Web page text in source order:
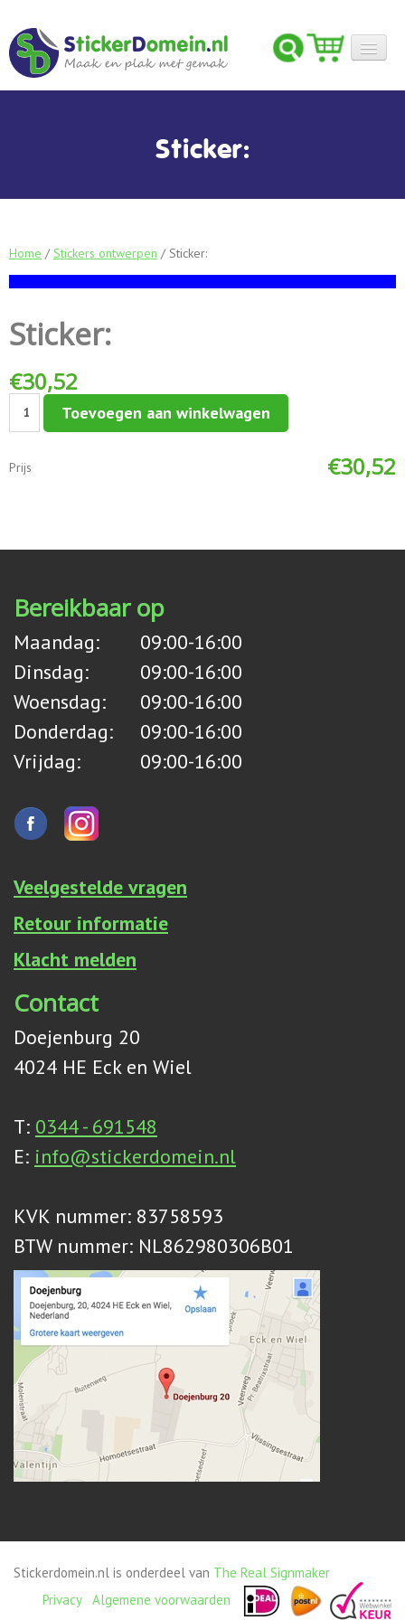
CONTACT
Sticker:
Home /Stickers ontwerpen / Sticker:
Sticker:
€30,52
Sticker:
aantal
Toevoegen aan winkelwagen
Prijs €30,52
Bereikbaar op
Maandag:
09:00-16:00
Dinsdag:
09:00-16:00
Woensdag:
09:00-16:00
Donderdag:
09:00-16:00
Vrijdag:
09:00-16:00
Veelgestelde vragen
Retour informatie
Klacht melden
Contact
Doejenburg 20
4024 HE Eck en Wiel
T: 0344 - 691548
E: info@stickerdomein.nl
KVK nummer: 83758593
BTW nummer: NL862980306B01
Stickerdomein.nl is onderdeel van The Real Signmaker
Privacy
Algemene voorwaarden